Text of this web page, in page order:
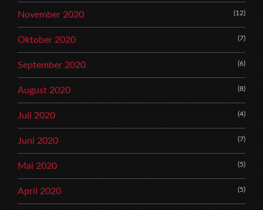
November 2020 (12)
Oktober 2020 (7)
September 2020 (6)
August 2020 (8)
Juli 2020 (4)
Juni 2020 (7)
Mai 2020 (5)
April 2020 (5)